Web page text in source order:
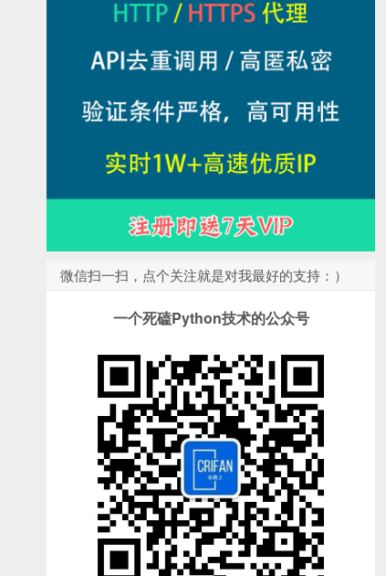
微信扫一扫，点个关注就是对我最好的支持：）
一个死磕Python技术的公众号